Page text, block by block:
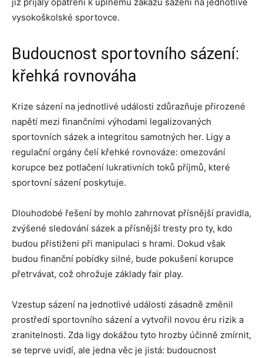
vysokoškolské sportovce.
Budoucnost sportovního sázení:
křehká rovnováha
Krize sázení na jednotlivé události zdůrazňuje přirozené
napětí mezi finančními výhodami legalizovaných
sportovních sázek a integritou samotných her. Ligy a
regulační orgány čelí křehké rovnováze: omezování
korupce bez potlačení lukrativních toků příjmů, které
sportovní sázení poskytuje.
Dlouhodobé řešení by mohlo zahrnovat přísnější pravidla,
zvýšené sledování sázek a přísnější tresty pro ty, kdo
budou přistiženi při manipulaci s hrami. Dokud však
budou finanční pobídky silné, bude pokušení korupce
přetrvávat, což ohrožuje základy fair play.
Vzestup sázení na jednotlivé události zásadně změnil
prostředí sportovního sázení a vytvořil novou éru rizik a
zranitelnosti. Zda ligy dokážou tyto hrozby účinně zmírnit,
se teprve uvidí, ale jedna věc je jistá: budoucnost